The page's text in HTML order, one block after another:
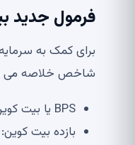
فرمول جدید
برای کمک به
شاخص خلاصه می
BPS یا بیت کوین به ازای هر سهم: چه مقدار از کل دارایی بیت کوین شرکت مربوط به یک سهم مشترک است.
بازده بیت